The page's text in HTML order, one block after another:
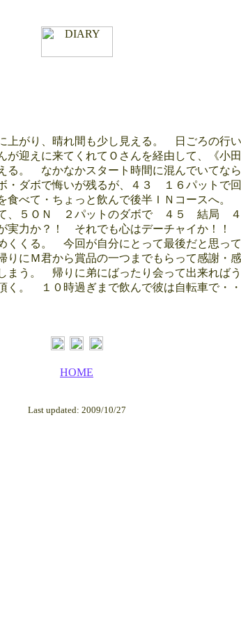
上がり、晴れ間も少し見える。 日ごろの行
迎えに来てくれてＯさんを経由して、《小
。 なかなかスタート時間に混んでいてな
・ダボで悔いが残るが、４３ １６パットで
食べて・ちょっと飲んで後半ＩＮコースへ。
て、５ＯＮ ２パットのダボで ４５ 結局
実力か？！ それでも心はデーチャイか！！
くくる。 今回が自分にとって最後だと思っ
にＭ君から賞品の一つまでもらって感謝・
まう。 帰りに弟にばったり会って出来れば
く。 １０時過ぎまで飲んで彼は自転車で・
HOME
Last updated: 2009/10/27